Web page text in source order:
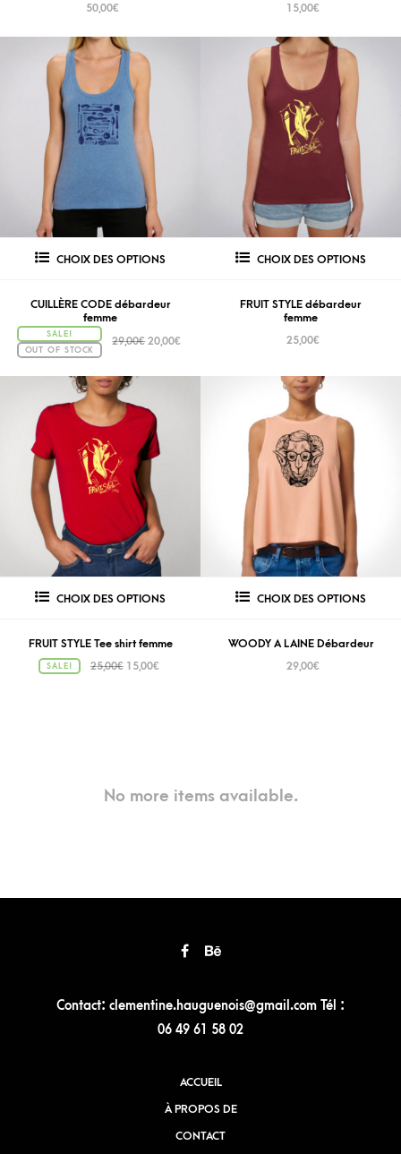
50,00€
15,00€
CHOIX DES OPTIONS
CUILLÈRE CODE débardeur
femme
SALE!
OUT OF STOCK
29,00€ 20,00€
CHOIX DES OPTIONS
FRUIT STYLE débardeur
femme
25,00€
CHOIX DES OPTIONS
FRUIT STYLE Tee shirt femme
SALE! 25,00€ 15,00€
CHOIX DES OPTIONS
WOODY A LAINE Débardeur
29,00€
No more items available.
Contact: clementine.hauguenois@gmail.com Tél :
06 49 61 58 02
ACCUEIL
À PROPOS DE
CONTACT